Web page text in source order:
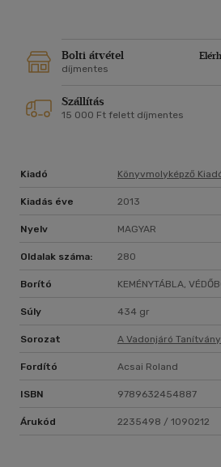
Bolti átvétel
díjmentes
Szállítás
15 000 Ft felett díjmentes
Kiadó Könyvmolyképző
Kiadás éve 2013
Nyelv MAGYAR
Oldalak száma: 280
Borító KEMÉNYTÁBLA,
Súly 434 gr
Sorozat A Vadonjáró
Fordító Acsai Roland
ISBN 9789632454887
Árukód 2235498 / 1090212